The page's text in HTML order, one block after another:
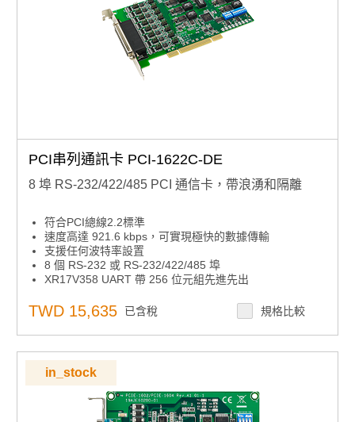
PCI串列通訊卡 PCI-1622C-DE
8 埠 RS-232/422/485 PCI 通信卡，帶浪湧和隔離
符合PCI總線2.2標準
速度高達 921.6 kbps，可實現極快的數據傳輸
支援任何波特率設置
8 個 RS-232 或 RS-232/422/485 埠
XR17V358 UART 帶 256 位元組先進先出
TWD 15,635 已含稅 規格比較
in_stock